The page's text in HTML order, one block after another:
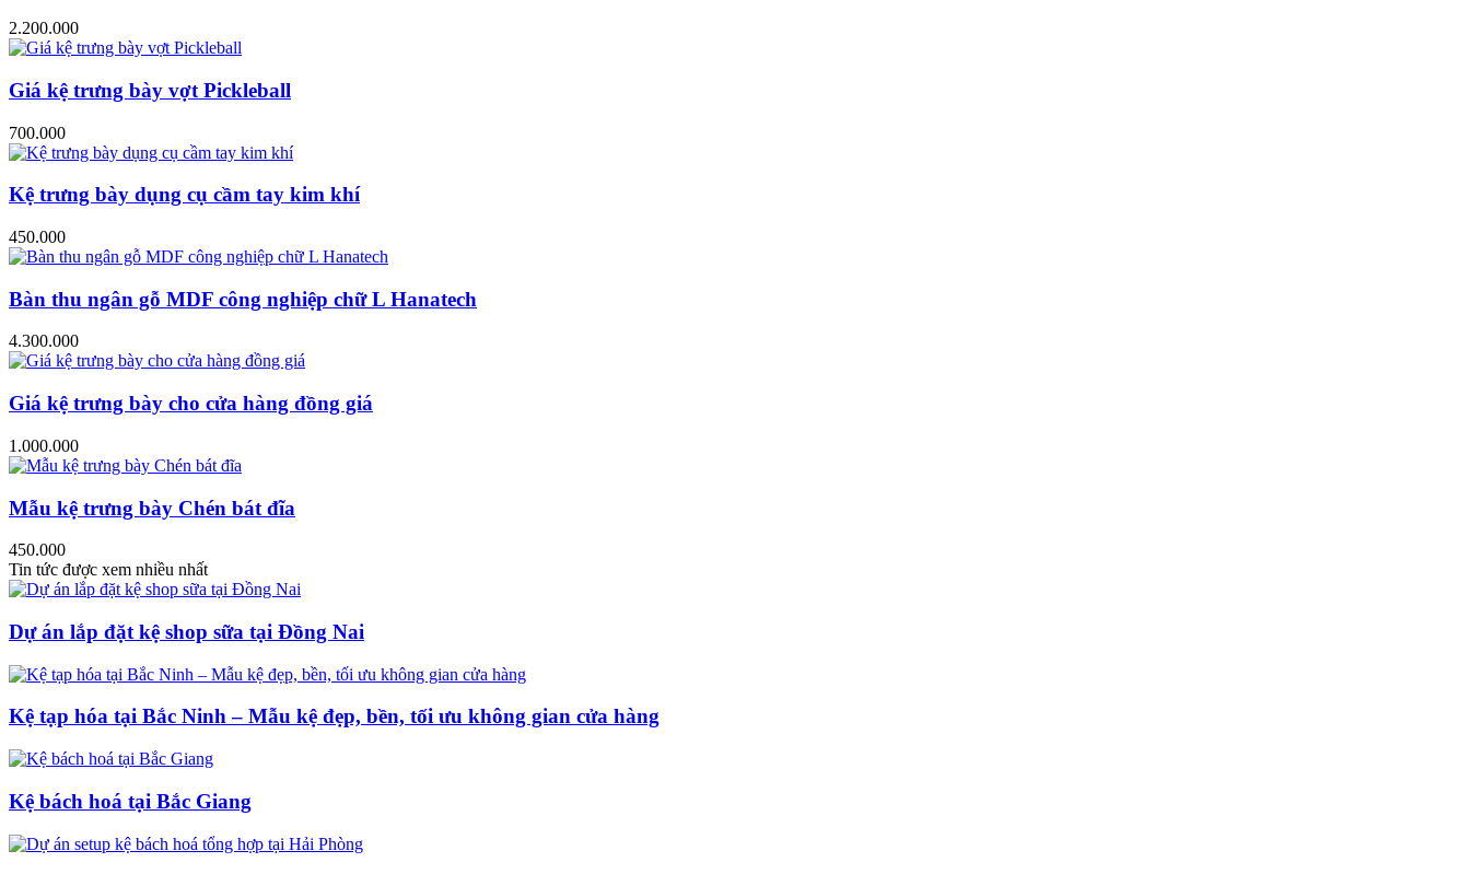
2.200.000
Giá kệ trưng bày vợt Pickleball
700.000
Kệ trưng bày dụng cụ cầm tay kim khí
450.000
Bàn thu ngân gỗ MDF công nghiệp chữ L Hanatech
4.300.000
Giá kệ trưng bày cho cửa hàng đồng giá
1.000.000
Mẫu kệ trưng bày Chén bát đĩa
450.000
Tin tức được xem nhiều nhất
Dự án lắp đặt kệ shop sữa tại Đồng Nai
Kệ tạp hóa tại Bắc Ninh – Mẫu kệ đẹp, bền, tối ưu không gian cửa hàng
Kệ bách hoá tại Bắc Giang